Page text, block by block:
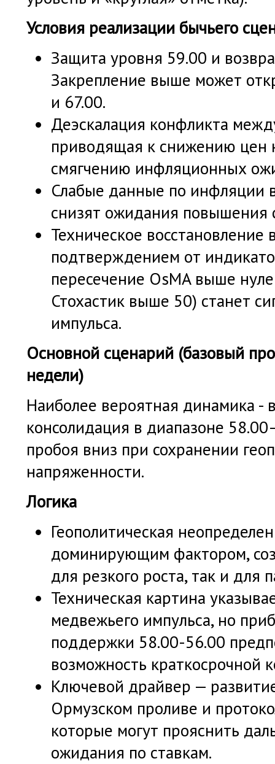
Условия реализации бычьего
Защита уровня 59.00 и
Закрепление выше может
и 67.00.
Деэскалация конфликта
приводящая к снижению цен
смягчению инфляционных
Слабые данные по инфляции
снизят ожидания повышения
Техническое
подтверждением от
пересечение OsMA выше
Стохастик выше 50) станет
импульса.
Основной сценарий (базовый
недели)
Наиболее вероятная динамика -
консолидация в диапазоне
пробоя вниз при сохранении
напряженности.
Логика
Геополитическая
доминирующим фактором,
для резкого роста, так и для
Техническая картина
медвежьего импульса, но
поддержки 58.00-56.00
возможность краткосрочной
Ключевой драйвер —
Ормузском проливе и
которые могут прояснить
ожидания по ставкам.